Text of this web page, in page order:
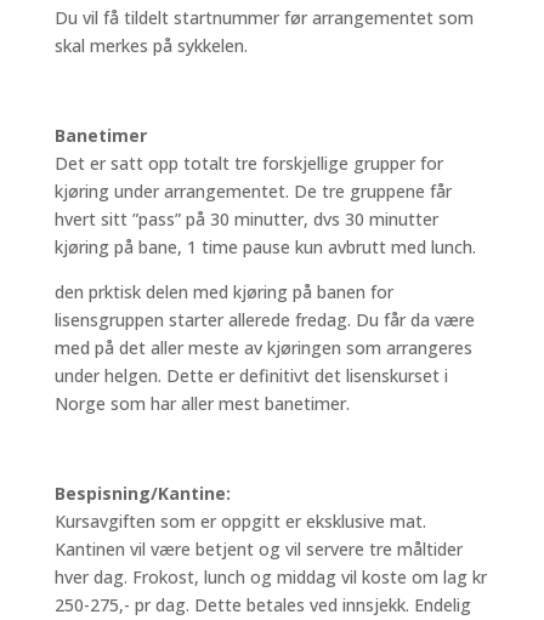
Du vil få tildelt startnummer før arrangementet som
skal merkes på sykkelen.
Banetimer
Det er satt opp totalt tre forskjellige grupper for
kjøring under arrangementet. De tre gruppene får
hvert sitt ”pass” på 30 minutter, dvs 30 minutter
kjøring på bane, 1 time pause kun avbrutt med lunch.
den prktisk delen med kjøring på banen for
lisensgruppen starter allerede fredag. Du får da være
med på det aller meste av kjøringen som arrangeres
under helgen. Dette er definitivt det lisenskurset i
Norge som har aller mest banetimer.
Bespisning/Kantine:
Kursavgiften som er oppgitt er eksklusive mat.
Kantinen vil være betjent og vil servere tre måltider
hver dag. Frokost, lunch og middag vil koste om lag kr
250-275,- pr dag. Dette betales ved innsjekk. Endelig